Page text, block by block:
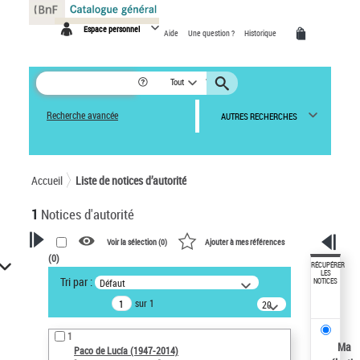
Espace personnel Aide Une question ? Historique
Tout
Recherche avancée AUTRES RECHERCHES
Accueil Liste de notices d’autorité
1 Notices d'autorité
VOTRE RECHERCHE
Recherche avancée dans les
notices d’autorité
Œuvres liées à l'auteur :
Paco de Lucía (1947-2014)
Voir la sélection (0) Ajouter à mes références
(0)
Tri par : Défaut
sur 1
20
résultats/page
1
Paco de Lucía (1947-2014)
RÉCUPÉRER
LES
NOTICES
Ma
Panneau de gestion des cookies